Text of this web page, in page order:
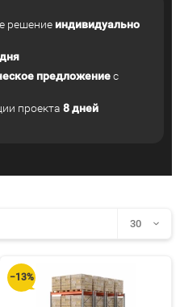
решение индивидуально
предложениес
проекта 8 дней
30
60
−13%